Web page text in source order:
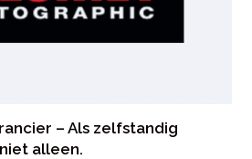
– Als zelfstandig
alleen.